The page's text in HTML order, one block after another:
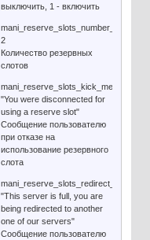
выключить, 1 - включить
mani_reserve_slots_number_of_slots
2
Количество резервных
слотов
mani_reserve_slots_kick_message
"You were disconnected for
using a reserve slot"
Сообщение пользователю
при отказе на
использование резервного
слота
mani_reserve_slots_redirect_message
"This server is full, you are
being redirected to another
one of our servers"
Сообщение пользователю